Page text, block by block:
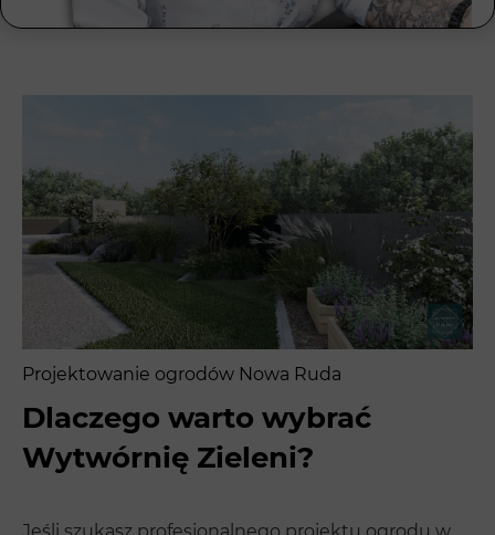
Projektowanie ogrodów Nowa Ruda
Dlaczego warto wybrać
Wytwórnię Zieleni?